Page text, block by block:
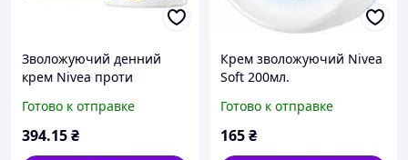
Зволожуючий денний
крем Nivea проти
кератину 50 мл
(4005900545787)
Готово к отправке
394.15₴
Крем зволожуючий Nivea
Soft 200мл.
Готово к отправке
165₴